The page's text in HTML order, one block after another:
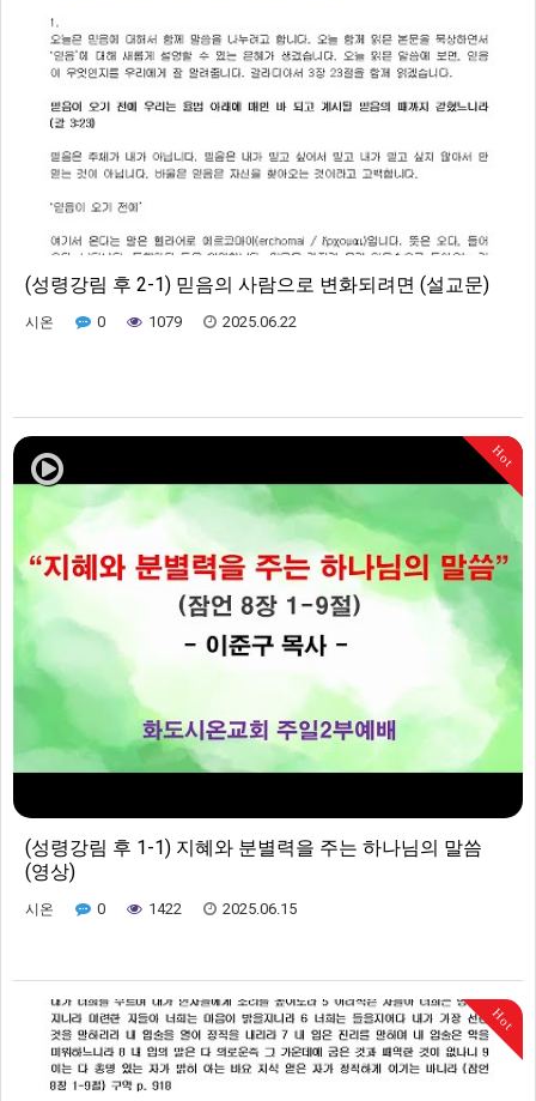
(성령강림 후 2-1) 믿음의 사람으로 변화되려면 (설교문)
시온 0 1079 2025.06.22
Hot
(성령강림 후 1-1) 지혜와 분별력을 주는 하나님의 말씀
(영상)
시온 0 1422 2025.06.15
Hot